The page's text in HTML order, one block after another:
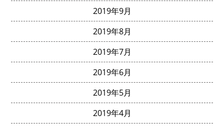
2019年9月
2019年8月
2019年7月
2019年6月
2019年5月
2019年4月